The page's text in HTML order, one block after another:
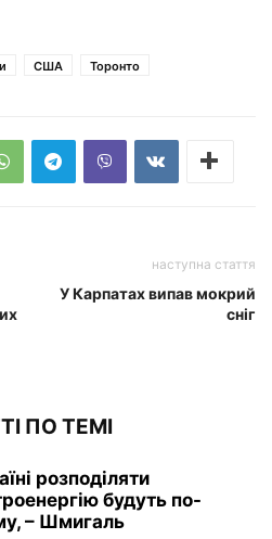
США Торонто
наступна стаття
У Карпатах випав мокрий
сніг
ПО ТЕМІ
розподіляти
будуть по-
– Шмигаль